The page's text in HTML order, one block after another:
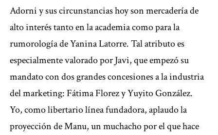
Adorni y sus circunstancias hoy son mercadería de
alto interés tanto en la academia como para la
rumorología de Yanina Latorre. Tal atributo es
especialmente valorado por Javi, que empezó su
mandato con dos grandes concesiones a la industria
del marketing: Fátima Florez y Yuyito González.
Yo, como libertario línea fundadora, aplaudo la
proyección de Manu, un muchacho por el que hace